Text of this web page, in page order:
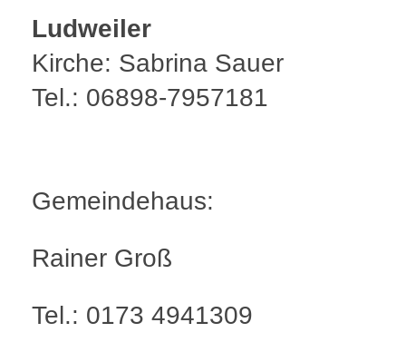
Ludweiler
Kirche: Sabrina Sauer
Tel.: 06898-7957181
Gemeindehaus:
Rainer Groß
Tel.: 0173 4941309